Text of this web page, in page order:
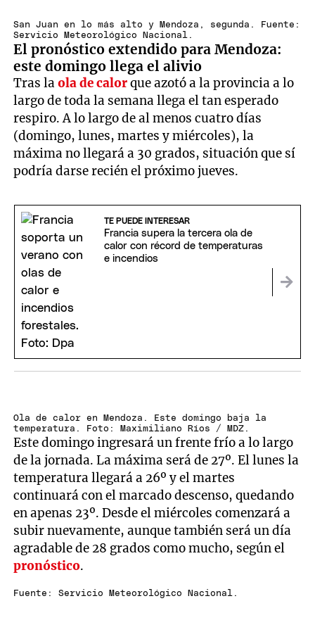
San Juan en lo más alto y Mendoza, segunda. Fuente:
Servicio Meteorológico Nacional.
El pronóstico extendido para Mendoza:
este domingo llega el alivio
Tras laola de calorque azotó a la provincia a lo
largo de toda la semana llega el tan esperado
respiro. A lo largo de al menos cuatro días
(domingo, lunes, martes y miércoles), la
máxima no llegará a 30 grados, situación que sí
podría darse recién el próximo jueves.
TE PUEDE INTERESAR
Francia supera la tercera ola de
calor con récord de temperaturas
e incendios
Ola de calor en Mendoza. Este domingo baja la
temperatura. Foto: Maximiliano Ríos / MDZ.
Este domingo ingresará un frente frío a lo largo
de la jornada. La máxima será de 27º. El lunes la
temperatura llegará a 26º y el martes
continuará con el marcado descenso, quedando
en apenas 23º. Desde el miércoles comenzará a
subir nuevamente, aunque también será un día
agradable de 28 grados como mucho, según el
pronóstico.
Fuente: Servicio Meteorológico Nacional.